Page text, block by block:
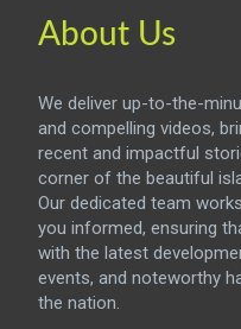
About Us
We deliver up-to-the-
and compelling videos,
recent and impactful
corner of the beautiful
Our dedicated team
you informed, ensuring
with the latest
events, and noteworthy
the nation.